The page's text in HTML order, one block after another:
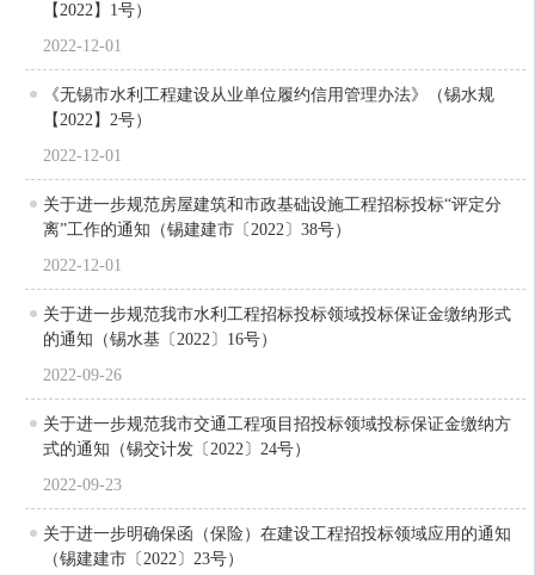
【2022】1号）
2022-12-01
《无锡市水利工程建设从业单位履约信用管理办法》（锡水规
【2022】2号）
2022-12-01
关于进一步规范房屋建筑和市政基础设施工程招标投标“评定分
离”工作的通知（锡建建市〔2022〕38号）
2022-12-01
关于进一步规范我市水利工程招标投标领域投标保证金缴纳形式
的通知（锡水基〔2022〕16号）
2022-09-26
关于进一步规范我市交通工程项目招投标领域投标保证金缴纳方
式的通知（锡交计发〔2022〕24号）
2022-09-23
关于进一步明确保函（保险）在建设工程招投标领域应用的通知
（锡建建市〔2022〕23号）